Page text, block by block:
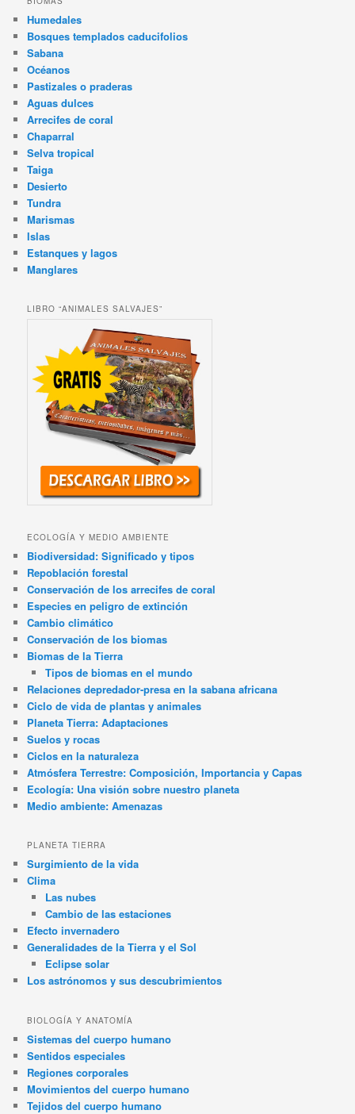
Humedales
Bosques templados caducifolios
Sabana
Océanos
Pastizales o praderas
Aguas dulces
Arrecifes de coral
Chaparral
Selva tropical
Taiga
Desierto
Tundra
Marismas
Islas
Estanques y lagos
Manglares
LIBRO “ANIMALES SALVAJES”
ECOLOGÍA Y MEDIO AMBIENTE
Biodiversidad: Significado y tipos
Repoblación forestal
Conservación de los arrecifes de coral
Especies en peligro de extinción
Cambio climático
Conservación de los biomas
Biomas de la Tierra
Tipos de biomas en el mundo
Relaciones depredador-presa en la sabana africana
Ciclo de vida de plantas y animales
Planeta Tierra: Adaptaciones
Suelos y rocas
Ciclos en la naturaleza
Atmósfera Terrestre: Composición, Importancia y Capas
Ecología: Una visión sobre nuestro planeta
Medio ambiente: Amenazas
PLANETA TIERRA
Surgimiento de la vida
Clima
Las nubes
Cambio de las estaciones
Efecto invernadero
Generalidades de la Tierra y el Sol
Eclipse solar
Los astrónomos y sus descubrimientos
BIOLOGÍA Y ANATOMÍA
Sistemas del cuerpo humano
Sentidos especiales
Regiones corporales
Movimientos del cuerpo humano
Tejidos del cuerpo humano